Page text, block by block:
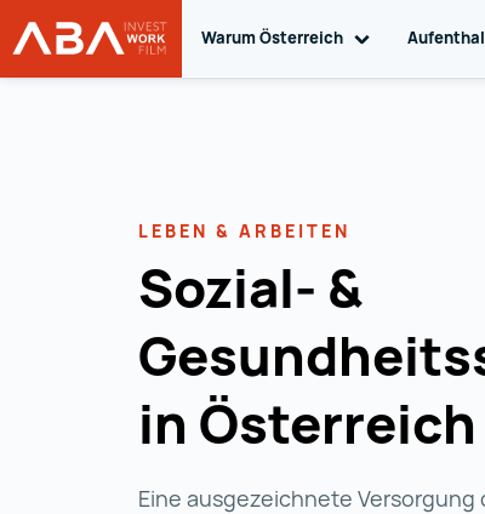
WORK in AUSTRIA
Warum Österreich Toggle sub
LEBEN & ARBEITEN
Sozial- &
in Österreich
Eine ausgezeichnete